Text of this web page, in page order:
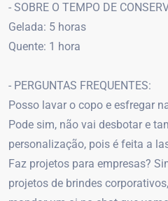
- SOBRE O TEMPO DE
Gelada: 5 horas
Quente: 1 hora
- PERGUNTAS FREQUENTES:
Posso lavar o copo e esfregar
Pode sim, não vai desbotar e
personalização, pois é feita a
Faz projetos para empresas?
projetos de brindes